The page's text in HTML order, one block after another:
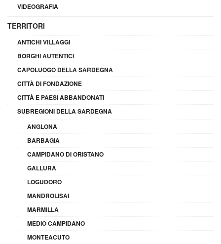
VIDEOGRAFIA
TERRITORI
ANTICHI VILLAGGI
BORGHI AUTENTICI
CAPOLUOGO DELLA SARDEGNA
CITTÀ DI FONDAZIONE
CITTÀ E PAESI ABBANDONATI
SUBREGIONI DELLA SARDEGNA
ANGLONA
BARBAGIA
CAMPIDANO DI ORISTANO
GALLURA
LOGUDORO
MANDROLISAI
MARMILLA
MEDIO CAMPIDANO
MONTEACUTO